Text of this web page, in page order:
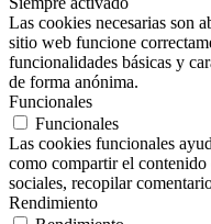
Las cookies necesarias son
sitio web funcione
funcionalidades básicas y
de forma anónima.
Funcionales
Funcionales
Las cookies funcionales
como compartir el
sociales, recopilar
Rendimiento